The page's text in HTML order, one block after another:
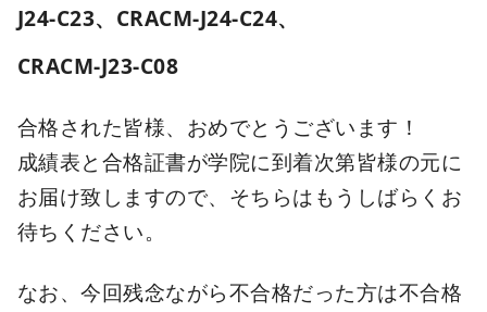
J24-C23、 CRACM-J24-C24、
CRACM-J23-C08
合格された皆様、おめでとうございます！
成績表と合格証書が学院に到着次第皆様の元に
お届け致しますので、そちらはもうしばらくお
待ちください。
なお、今回残念ながら不合格だった方は不合格